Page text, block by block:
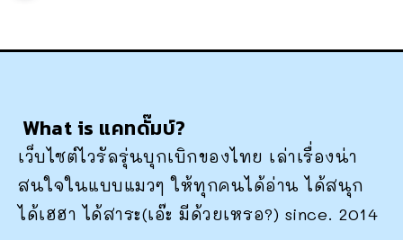
What is แคทดั๊มบ์?
เว็บไซต์ไวรัลรุ่นบุกเบิกของไทย เล่าเรื่องน่า
สนใจในแบบแมวๆ ให้ทุกคนได้อ่าน ได้สนุก
ได้เฮฮา ได้สาระ(เอ๊ะ มีด้วยเหรอ?) since. 2014